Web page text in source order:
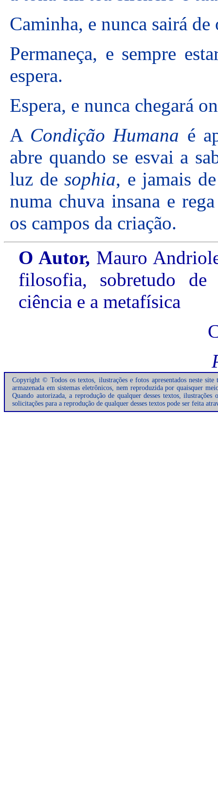
Caminha, e nunca sairá de
Permaneça, e sempre
espera.
Espera, e nunca chegará
A Condição Humana é
abre quando se esvai a
luz de sophia, e jamais
numa chuva insana e
os campos da criação.
O Autor, Mauro
filosofia, sobretudo de
ciência e a metafísica
Copyright © Todos os textos, ilustrações e fotos apresentados neste
armazenada em sistemas eletrônicos, nem reproduzida por quaisquer
Quando autorizada, a reprodução de qualquer desses textos,
solicitações para a reprodução de qualquer desses textos pode ser feita